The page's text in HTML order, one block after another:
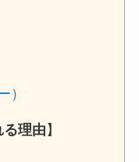
）
る理由】